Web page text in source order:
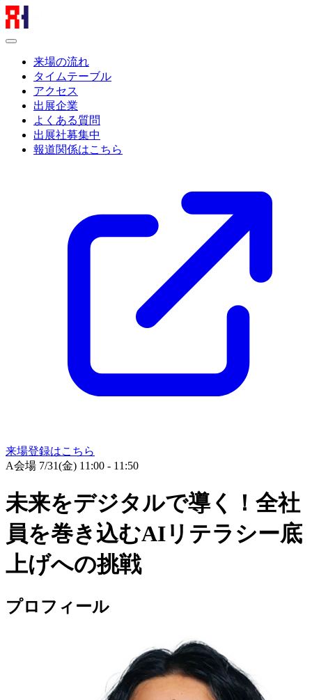
来場の流れ
タイムテーブル
アクセス
出展企業
よくある質問
出展社募集中
報道関係はこちら
来場登録はこちら
A会場 7/31(金) 11:00 - 11:50
未来をデジタルで導く！全社
員を巻き込むAIリテラシー底
上げへの挑戦
プロフィール